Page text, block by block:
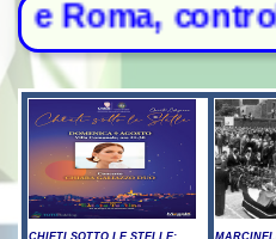
per chi
CHIETI SOTTO LE STELLE: